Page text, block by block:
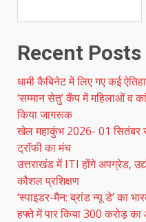
Recent Posts
धामी कैबिनेट में लिए गए कई
‘सम्मान सेतु’ कैंप में महिलाओं व
किया जागरूक
खेल महाकुंभ 2026- 01 सितंबर
ट्रॉफी का मंच
उत्तराखंड में ITI होंगे अपग्रेड,
कौशल प्रशिक्षण
‘स्पाइडर-मैन: ब्रांड न्यू डे’ का
हफ्ते में पार किया 300 करोड़